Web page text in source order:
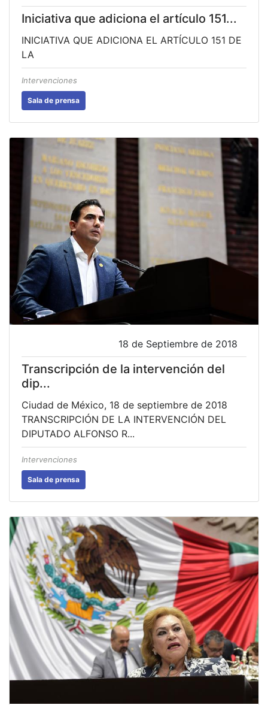
Iniciativa que adiciona el artículo 151...
INICIATIVA QUE ADICIONA EL ARTÍCULO 151 DE
LA
Intervenciones
Sala de prensa
18 de Septiembre de 2018
Transcripción de la intervención del
dip...
Ciudad de México, 18 de septiembre de 2018
TRANSCRIPCIÓN DE LA INTERVENCIÓN DEL
DIPUTADO ALFONSO R...
Intervenciones
Sala de prensa